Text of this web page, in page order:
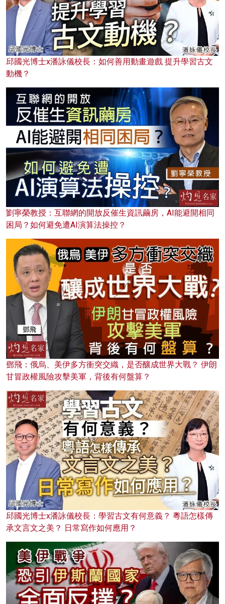
邱國光博士x潘詠儀校長：如何善用動畫遊戲 提升學習古文
動機？
劉寧榮教授：互聯網的開放反催生資訊繭房，AI能避開相同
困局？如何避免遭AI演算法操控？
鄧飛：俄烏、美伊多方衝突交織，是否釀成世界大戰？ 伊朗
甘冒政權風險攻擊美軍，背後有何盤算？
邱國光博士x潘詠儀校長：學習古文有何意義？ 粵語怎樣傳
承文言文之美？ 日常寫作如何應用？